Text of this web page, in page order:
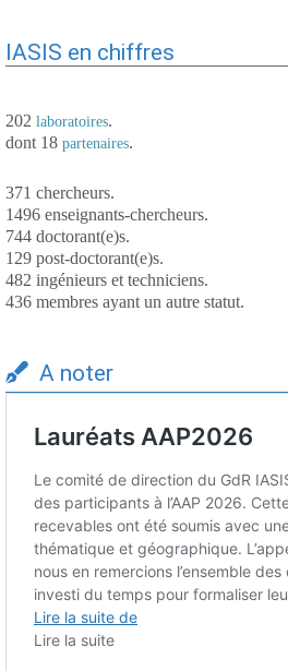
IASIS en chiffres
202 laboratoires.
dont 18 partenaires.
371 chercheurs.
1496 enseignants-chercheurs.
744 doctorant(e)s.
129 post-doctorant(e)s.
482 ingénieurs et techniciens.
436 membres ayant un autre statut.
A noter